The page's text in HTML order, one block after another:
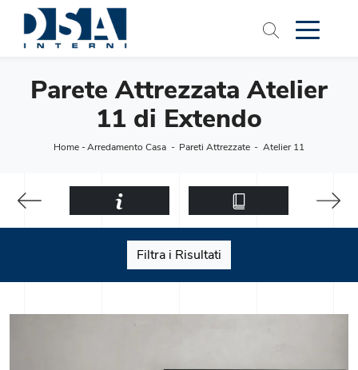
Parete Attrezzata Atelier
11 di Extendo
Home-Arredamento Casa - Pareti Attrezzate - Atelier 11
Filtra i Risultati